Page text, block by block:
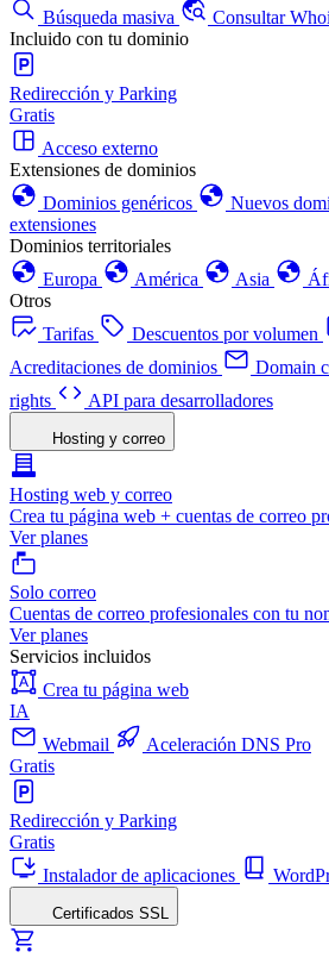
Búsqueda masiva
Consultar
Incluido con tu dominio
Redirección y Parking
Gratis
Acceso externo
Extensiones de dominios
Dominios genéricos
Nuevos
extensiones
Dominios territoriales
Europa
América Asia
Otros
Tarifas
Descuentos por volumen
Acreditaciones de dominios
Domain
rights
API para desarrolladores
Hosting y correo
Hosting web y correo
Crea tu página web + cuentas de correo
Ver planes
Solo correo
Cuentas de correo profesionales con tu
Ver planes
Servicios incluidos
Crea tu página web
IA
Webmail
Aceleración DNS Pro
Gratis
Redirección y Parking
Gratis
Instalador de aplicaciones
Certificados SSL